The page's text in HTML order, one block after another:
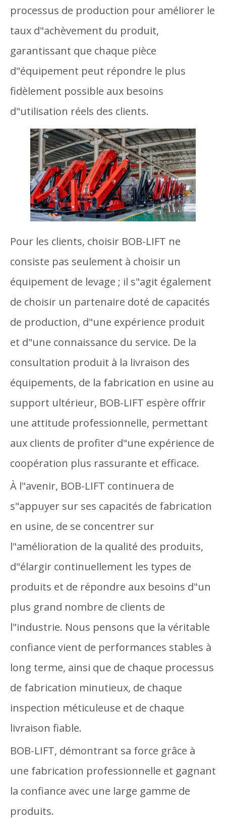
processus de production pour améliorer le
taux d"achèvement du produit,
garantissant que chaque pièce
d"équipement peut répondre le plus
fidèlement possible aux besoins
d"utilisation réels des clients.
Pour les clients, choisir BOB-LIFT ne
consiste pas seulement à choisir un
équipement de levage ; il s"agit également
de choisir un partenaire doté de capacités
de production, d"une expérience produit
et d"une connaissance du service. De la
consultation produit à la livraison des
équipements, de la fabrication en usine au
support ultérieur, BOB-LIFT espère offrir
une attitude professionnelle, permettant
aux clients de profiter d"une expérience de
coopération plus rassurante et efficace.
À l"avenir, BOB-LIFT continuera de
s"appuyer sur ses capacités de fabrication
en usine, de se concentrer sur
l"amélioration de la qualité des produits,
d"élargir continuellement les types de
produits et de répondre aux besoins d"un
plus grand nombre de clients de
l"industrie. Nous pensons que la véritable
confiance vient de performances stables à
long terme, ainsi que de chaque processus
de fabrication minutieux, de chaque
inspection méticuleuse et de chaque
livraison fiable.
BOB-LIFT, démontrant sa force grâce à
une fabrication professionnelle et gagnant
la confiance avec une large gamme de
produits.